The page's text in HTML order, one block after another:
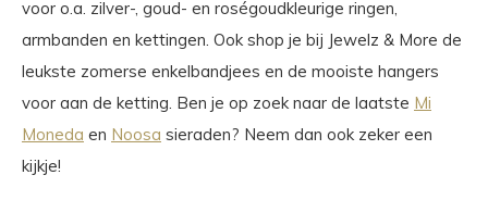
voor o.a. zilver-, goud- en roségoudkleurige ringen,
armbanden en kettingen. Ook shop je bij Jewelz & More de
leukste zomerse enkelbandjees en de mooiste hangers
voor aan de ketting. Ben je op zoek naar de laatste Mi
Moneda en Noosa sieraden? Neem dan ook zeker een
kijkje!